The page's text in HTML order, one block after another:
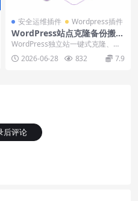
安全运维插件 Wordpress插件
WordPress站点克隆备份搬家
插件WP Staging Pro下载使
用视频教程
WordPress独立站一键式克隆、数
据备份和搬迁插件WP Staging Pr...
2026-06-28 832 7.9
后评论